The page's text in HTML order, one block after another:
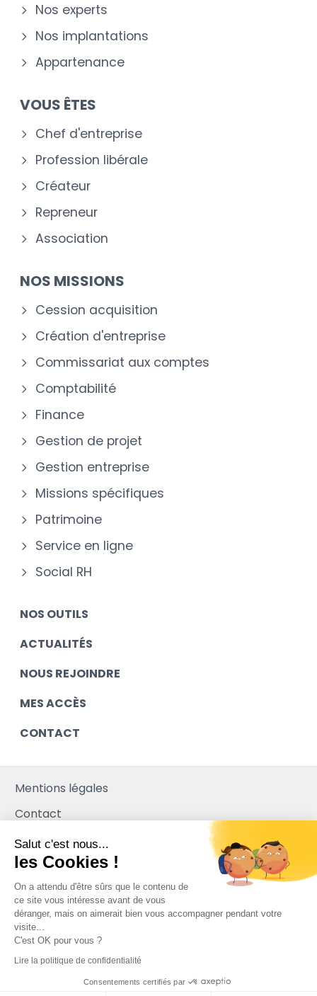
Nos experts
Nos implantations
Appartenance
VOUS ÊTES
Chef d'entreprise
Profession libérale
Créateur
Repreneur
Association
NOS MISSIONS
Cession acquisition
Création d'entreprise
Commissariat aux comptes
Comptabilité
Finance
Gestion de projet
Gestion entreprise
Missions spécifiques
Patrimoine
Service en ligne
Social RH
NOS OUTILS
ACTUALITÉS
NOUS REJOINDRE
MES ACCÈS
CONTACT
Mentions légales
Contact
Plan du site
Mediapilote
Salut c'est nous...
les Cookies !
On a attendu d'être sûrs que le contenu de
ce site vous intéresse avant de vous
déranger, mais on aimerait bien vous accompagner pendant votre
visite...
C'est OK pour vous ?
Lire la politique de confidentialité
Consentements certifiés par